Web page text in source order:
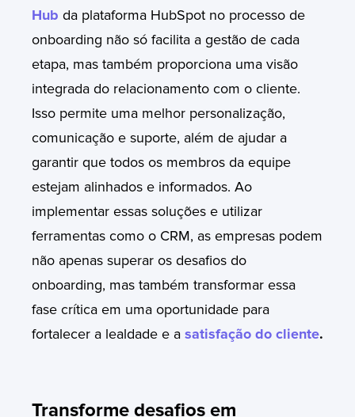
Hub da plataforma HubSpot no processo de
onboarding não só facilita a gestão de cada
etapa, mas também proporciona uma visão
integrada do relacionamento com o cliente.
Isso permite uma melhor personalização,
comunicação e suporte, além de ajudar a
garantir que todos os membros da equipe
estejam alinhados e informados. Ao
implementar essas soluções e utilizar
ferramentas como o CRM, as empresas podem
não apenas superar os desafios do
onboarding, mas também transformar essa
fase crítica em uma oportunidade para
fortalecer a lealdade e a satisfação do cliente.
Transforme desafios em